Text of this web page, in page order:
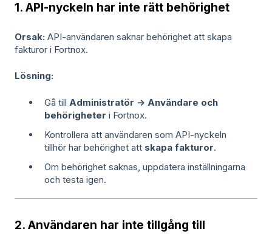
1. API-nyckeln har inte rätt behörighet
Orsak: API-användaren saknar behörighet att skapa
fakturor i Fortnox.
Lösning:
Gå till Administratör → Användare och
behörigheter i Fortnox.
Kontrollera att användaren som API-nyckeln
tillhör har behörighet att skapa fakturor.
Om behörighet saknas, uppdatera inställningarna
och testa igen.
2. Användaren har inte tillgång till